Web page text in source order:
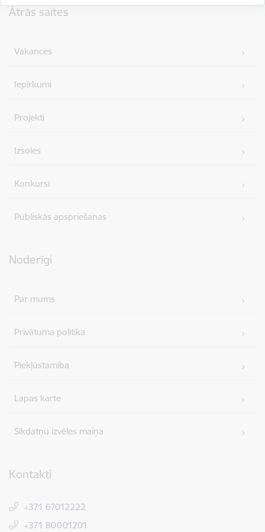
Ātrās saites
Vakances
Iepirkumi
Projekti
Izsoles
Konkursi
Publiskās apspriešanas
Noderīgi
Par mums
Privātuma politika
Piekļūstamība
Lapas karte
Sīkdatņu izvēles maiņa
Kontakti
+371 67012222
+371 80001201